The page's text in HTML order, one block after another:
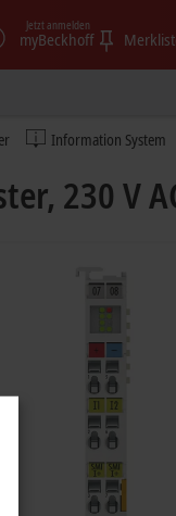
myBeckhoff
Jetzt anmelden
Information System
230 V